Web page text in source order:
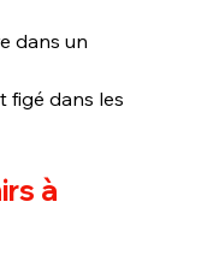
dans un
figé dans les
à